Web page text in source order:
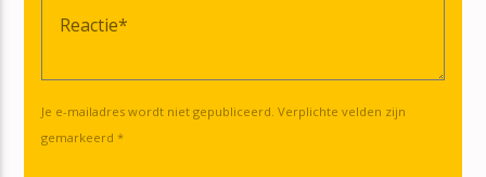
Je e-mailadres wordt niet gepubliceerd. Verplichte velden zijn
gemarkeerd *